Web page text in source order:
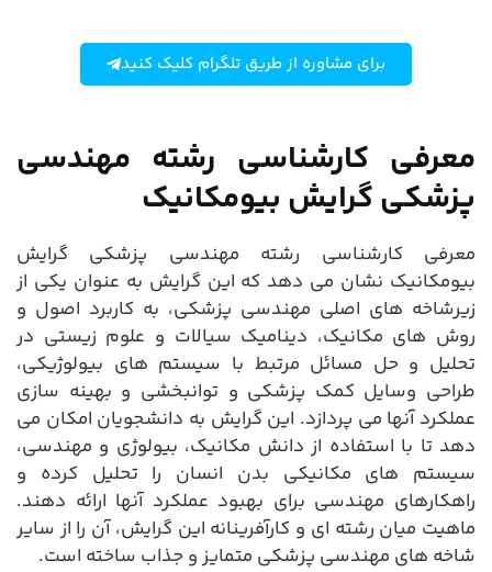
برای مشاوره از طریق تلگرام کلیک کنید
معرفی کارشناسی رشته مهندسی
پزشکی گرایش بیومکانیک
معرفی کارشناسی رشته مهندسی پزشکی گرایش
بیومکانیک نشان می دهد که این گرایش به عنوان یکی از
زیرشاخه های اصلی مهندسی پزشکی، به کاربرد اصول و
روش های مکانیک، دینامیک سیالات و علوم زیستی در
تحلیل و حل مسائل مرتبط با سیستم های بیولوژیکی،
طراحی وسایل کمک پزشکی و توانبخشی و بهینه سازی
عملکرد آنها می پردازد. این گرایش به دانشجویان امکان می
دهد تا با استفاده از دانش مکانیک، بیولوژی و مهندسی،
سیستم های مکانیکی بدن انسان را تحلیل کرده و
راهکارهای مهندسی برای بهبود عملکرد آنها ارائه دهند.
ماهیت میان رشته ای و کارآفرینانه این گرایش، آن را از سایر
شاخه های مهندسی پزشکی متمایز و جذاب ساخته است.